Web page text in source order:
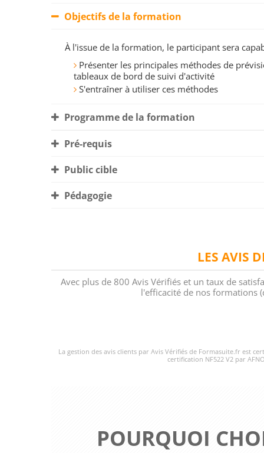
Objectifs de la formation
À l'issue de la formation, le participant sera
Présenter les principales méthodes de
tableaux de bord de suivi d'activité
S'entraîner à utiliser ces méthodes
Programme de la formation
Pré-requis
Public cible
Pédagogie
LES AVIS
Avec plus de 800 Avis Vérifiés et un taux de
l'efficacité de nos formations
La gestion des avis clients par Avis Vérifiés de Formasuite.fr est
certification NF522 V2 par
POURQUOI